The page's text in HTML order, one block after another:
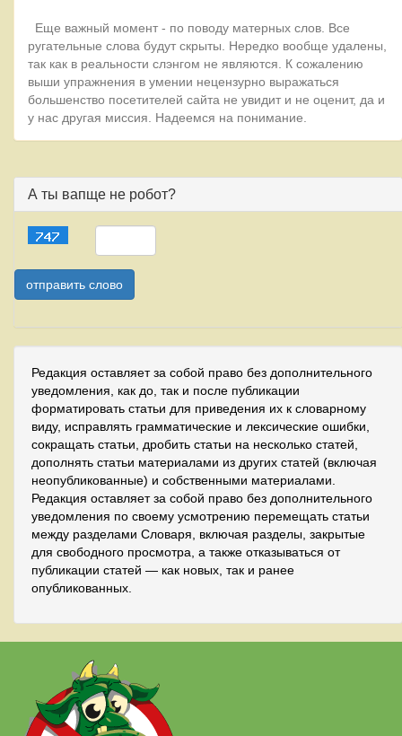
Еще важный момент - по поводу матерных слов. Все
ругательные слова будут скрыты. Нередко вообще удалены,
так как в реальности слэнгом не являются. К сожалению
выши упражнения в умении нецензурно выражаться
большенство посетителей сайта не увидит и не оценит, да и
у нас другая миссия. Надеемся на понимание.
А ты вапще не робот?
Редакция оставляет за собой право без дополнительного
уведомления, как до, так и после публикации
форматировать статьи для приведения их к словарному
виду, исправлять грамматические и лексические ошибки,
сокращать статьи, дробить статьи на несколько статей,
дополнять статьи материалами из других статей (включая
неопубликованные) и собственными материалами.
Редакция оставляет за собой право без дополнительного
уведомления по своему усмотрению перемещать статьи
между разделами Словаря, включая разделы, закрытые
для свободного просмотра, а также отказываться от
публикации статей — как новых, так и ранее
опубликованных.